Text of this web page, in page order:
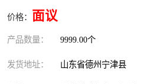
价格： 面议
产品数量： 9999.00个
发货地址： 山东省德州宁津县